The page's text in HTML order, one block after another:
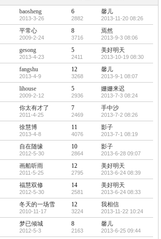
baosheng
2013-3-26
6
2882
馨儿
2013-11-20 08:26
平常心
2009-2-24
8
3716
焉然
2013-9-3 08:06
gesong
2013-4-23
5
2411
美好明天
2013-10-19 08:30
fangshu
2013-4-9
12
3268
馨儿
2013-9-1 08:07
lihouse
2009-2-12
5
2936
姗姗来迟
2013-7-3 08:24
你太有才了
2011-4-25
7
2469
手中沙
2013-7-2 08:26
徐慧博
2013-4-8
11
4076
影子
2013-7-1 08:19
自在随缘
2012-5-30
10
2864
影子
2013-6-28 09:07
画船听雨
2011-5-25
12
2795
美好明天
2013-6-24 08:39
福慧双修
2012-5-30
14
2581
美好明天
2013-6-24 08:33
冬天的一场雪
2010-11-17
12
3224
我相信
2013-11-22 10:24
梦已倾城
2012-5-3
8
2163
馨儿
2013-6-25 09:44